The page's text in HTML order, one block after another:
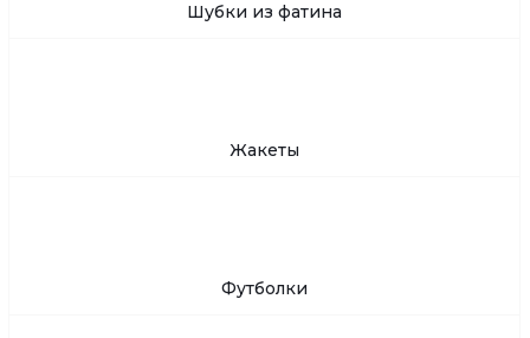
Шубки из фатина
Жакеты
Футболки